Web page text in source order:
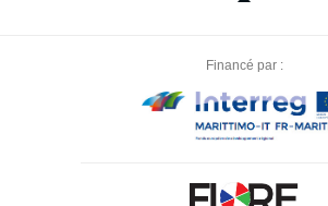
Financé par :